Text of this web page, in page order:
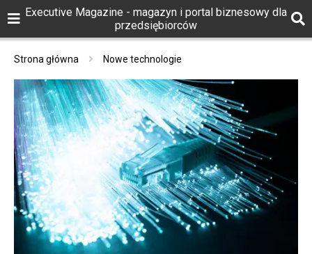
Executive Magazine - magazyn i portal biznesowy dla
przedsiębiorców
Strona główna Nowe technologie